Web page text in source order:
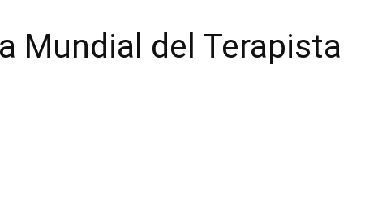
Mundial del Terapista